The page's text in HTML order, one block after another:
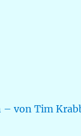
von Tim